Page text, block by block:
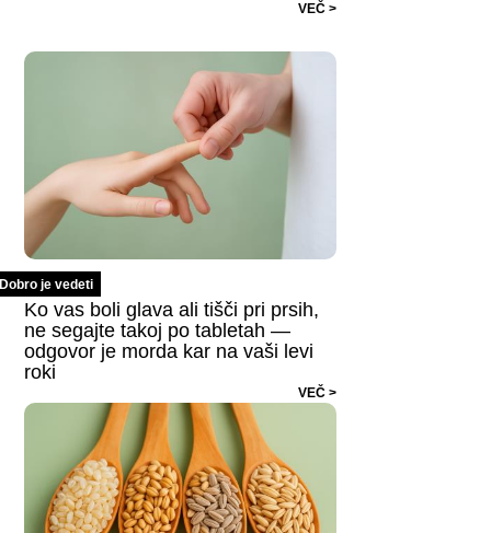
VEČ >
Dobro je vedeti
Ko vas boli glava ali tišči pri prsih,
ne segajte takoj po tabletah —
odgovor je morda kar na vaši levi
roki
VEČ >